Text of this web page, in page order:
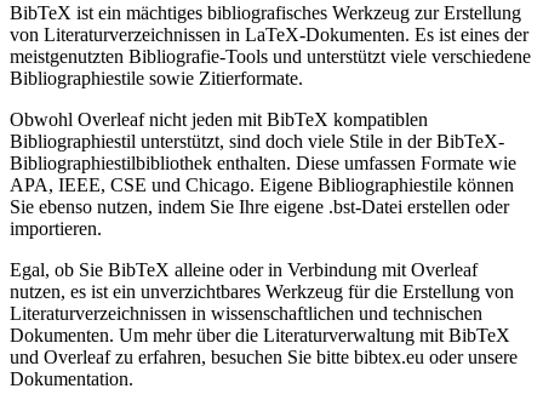
BibTeX ist ein mächtiges bibliografisches Werkzeug zur Erstellung
von Literaturverzeichnissen in LaTeX-Dokumenten. Es ist eines der
meistgenutzten Bibliografie-Tools und unterstützt viele verschiedene
Bibliographiestile sowie Zitierformate.
Obwohl Overleaf nicht jeden mit BibTeX kompatiblen
Bibliographiestil unterstützt, sind doch viele Stile in der BibTeX-
Bibliographiestilbibliothek enthalten. Diese umfassen Formate wie
APA, IEEE, CSE und Chicago. Eigene Bibliographiestile können
Sie ebenso nutzen, indem Sie Ihre eigene .bst-Datei erstellen oder
importieren.
Egal, ob Sie BibTeX alleine oder in Verbindung mit Overleaf
nutzen, es ist ein unverzichtbares Werkzeug für die Erstellung von
Literaturverzeichnissen in wissenschaftlichen und technischen
Dokumenten. Um mehr über die Literaturverwaltung mit BibTeX
und Overleaf zu erfahren, besuchen Sie bitte bibtex.eu oder unsere
Dokumentation.